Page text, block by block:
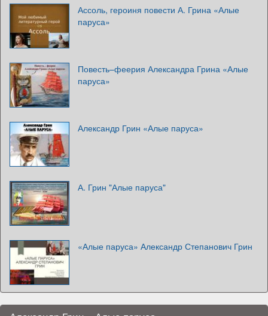
Ассоль, героиня повести А. Грина «Алые
паруса»
Повесть–феерия Александра Грина «Алые
паруса»
Александр Грин «Алые паруса»
А. Грин "Алые паруса"
«Алые паруса» Александр Степанович Грин